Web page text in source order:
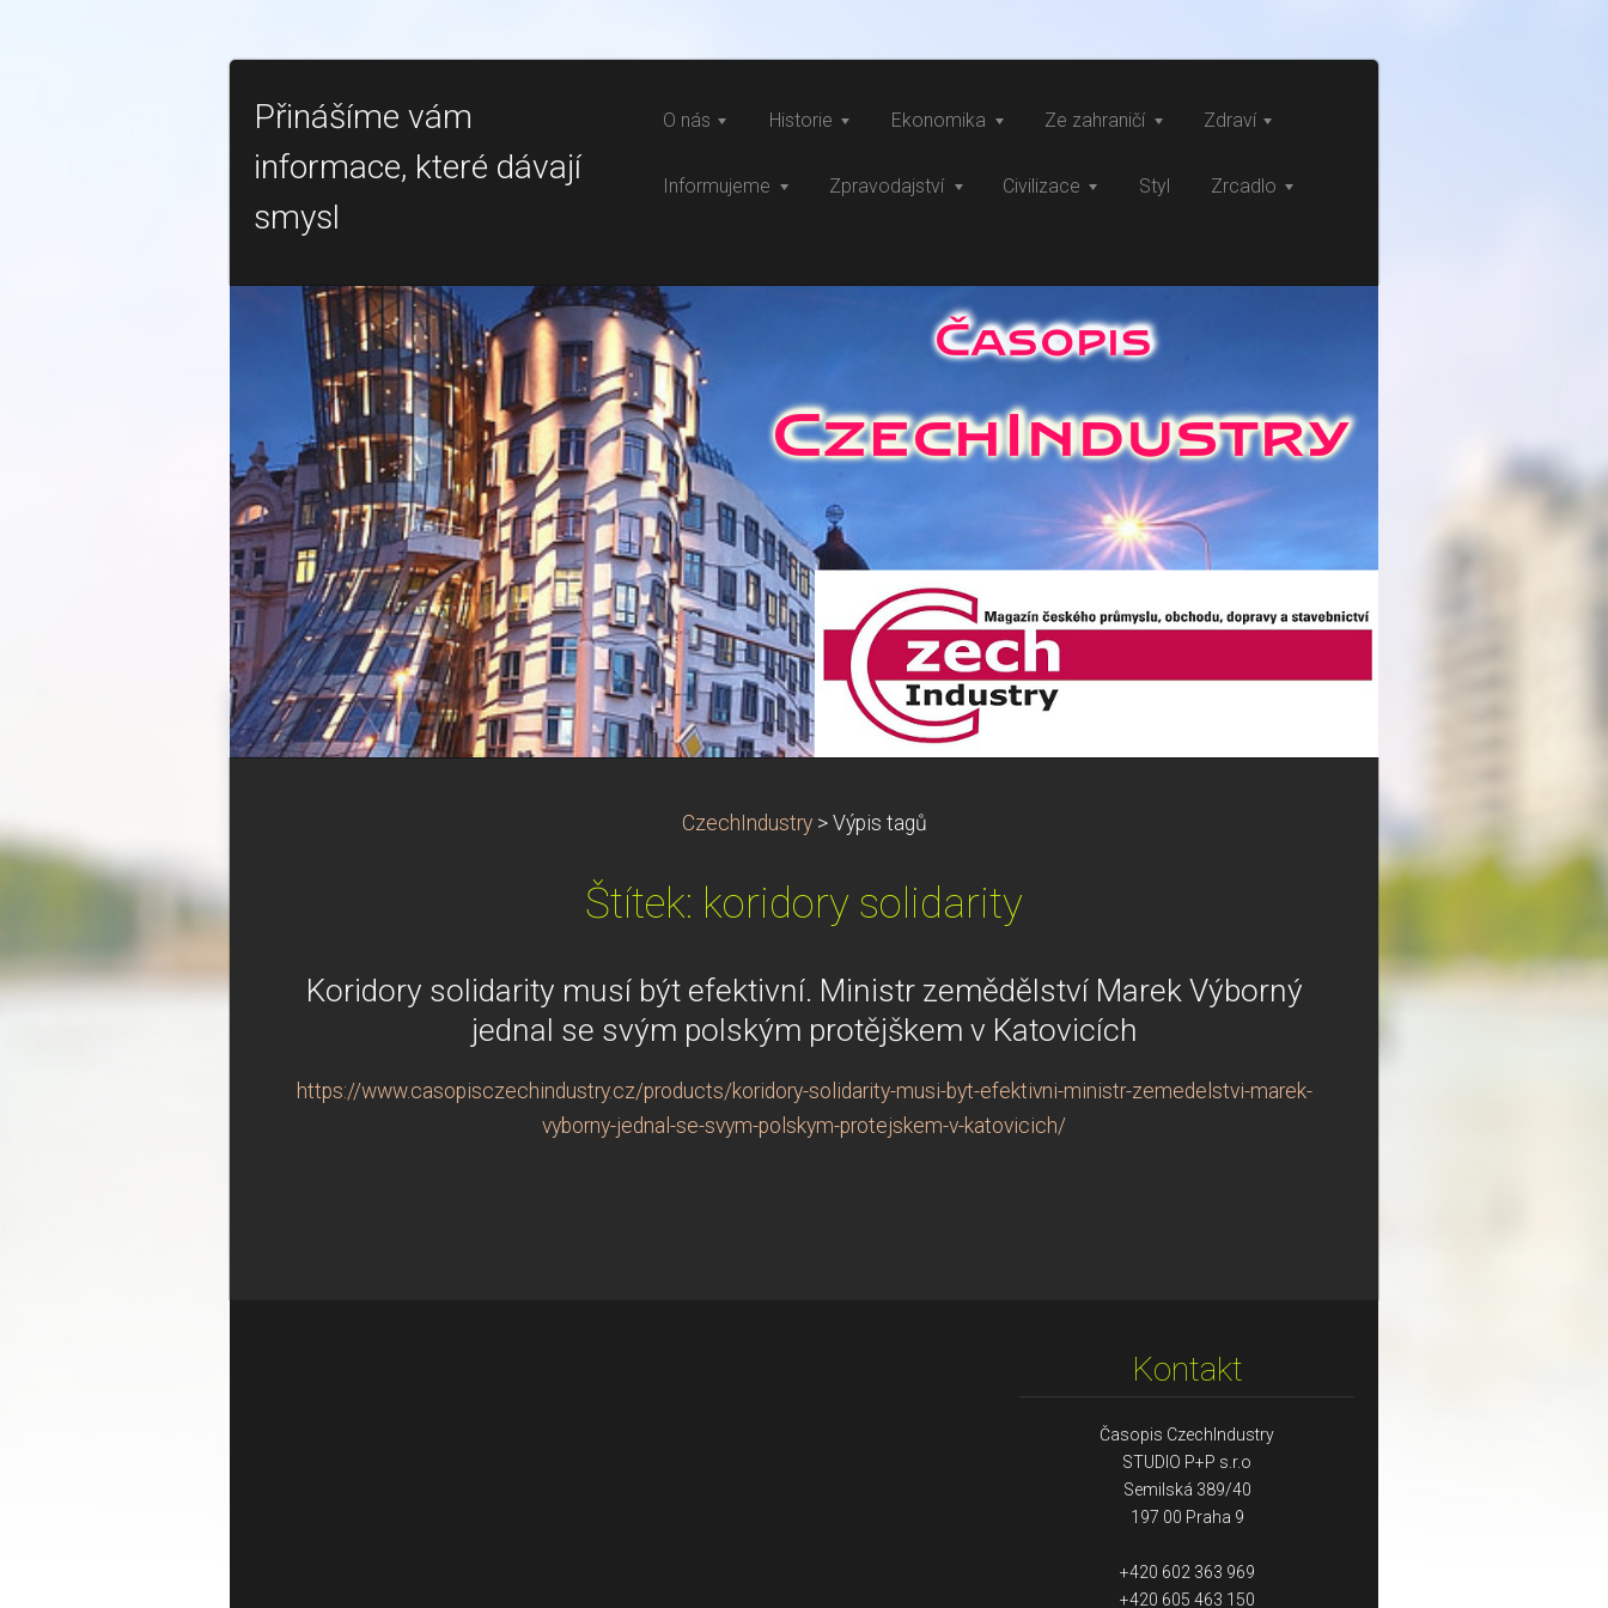
Přinášíme vám
informace, které dávají
smysl
O nás Historie Ekonomika Ze zahraničí Zdraví
Informujeme Zpravodajství Civilizace Styl Zrcadlo
CzechIndustry > Výpis tagů
Štítek: koridory solidarity
Koridory solidarity musí být efektivní. Ministr zemědělství Marek Výborný
jednal se svým polským protějškem v Katovicích
https://www.casopisczechindustry.cz/products/koridory-solidarity-musi-byt-efektivni-ministr-zemedelstvi-marek-
vyborny-jednal-se-svym-polskym-protejskem-v-katovicich/
Kontakt
Časopis CzechIndustry
STUDIO P+P s.r.o
Semilská 389/40
197 00 Praha 9
+420 602 363 969
+420 605 463 150